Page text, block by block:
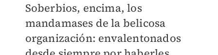
Soberbios, encima, los
mandamases de la belicosa
organización: envalentonados